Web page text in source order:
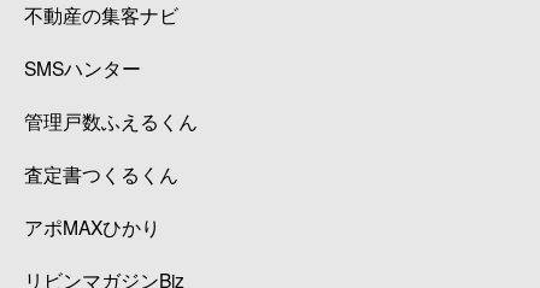
不動産の集客ナビ
SMSハンター
管理戸数ふえるくん
査定書つくるくん
アポMAXひかり
リビンマガジンBiz